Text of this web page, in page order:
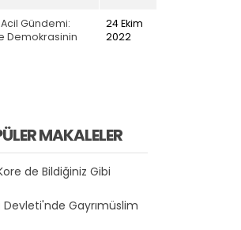
Gündemi:
Demokrasinin
24 Ekim
2022
MAKALELER
de Bildiğiniz Gibi
Devleti'nde Gayrımüslim